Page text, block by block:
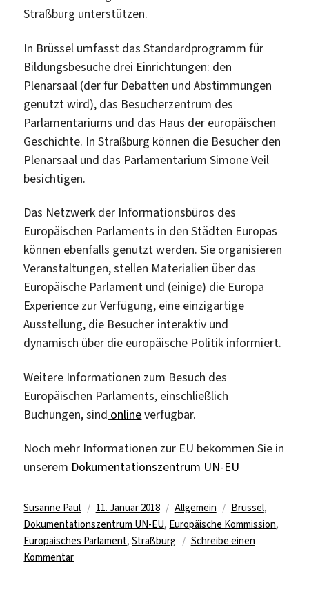
Straßburg unterstützen.
In Brüssel umfasst das Standardprogramm für
Bildungsbesuche drei Einrichtungen: den
Plenarsaal (der für Debatten und Abstimmungen
genutzt wird), das Besucherzentrum des
Parlamentariums und das Haus der europäischen
Geschichte. In Straßburg können die Besucher den
Plenarsaal und das Parlamentarium Simone Veil
besichtigen.
Das Netzwerk der Informationsbüros des
Europäischen Parlaments in den Städten Europas
können ebenfalls genutzt werden. Sie organisieren
Veranstaltungen, stellen Materialien über das
Europäische Parlament und (einige) die Europa
Experience zur Verfügung, eine einzigartige
Ausstellung, die Besucher interaktiv und
dynamisch über die europäische Politik informiert.
Weitere Informationen zum Besuch des
Europäischen Parlaments, einschließlich
Buchungen, sind onlineverfügbar.
Noch mehr Informationen zur EU bekommen Sie in
unserem Dokumentationszentrum UN-EU
Autor
Susanne Paul
Veröffentlicht
am
11. Januar 2018 Kategorien
Allgemein Schlagwörter
Brüssel,
Dokumentationszentrum UN-EU, Europäische Kommission,
Europäisches Parlament,Straßburg
Schreibe einen
Kommentarzu